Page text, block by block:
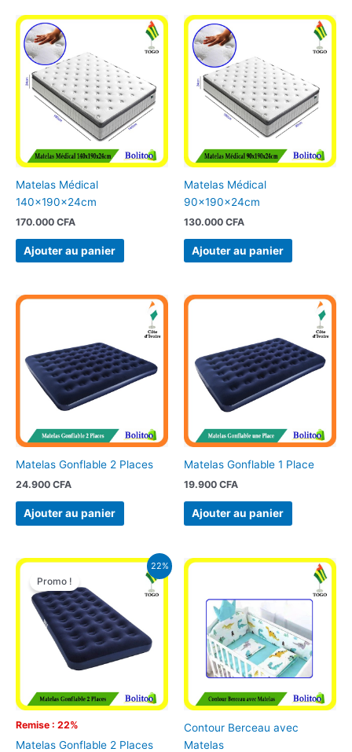
Matelas Médical
140x190x24cm
170.000 CFA
Ajouter au panier
Matelas Médical
90x190x24cm
130.000 CFA
Ajouter au panier
Matelas Gonflable 2 Places
24.900 CFA
Ajouter au panier
Matelas Gonflable 1 Place
19.900 CFA
Ajouter au panier
22%
Remise : 22%
Promo !
Matelas Gonflable 2 Places
Le
initial
était :
44.900 CFA.
Le
prix
actuel
Contour Berceau avec
Matelas